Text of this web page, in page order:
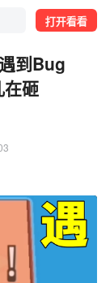
打开看看
到Bug
在砸